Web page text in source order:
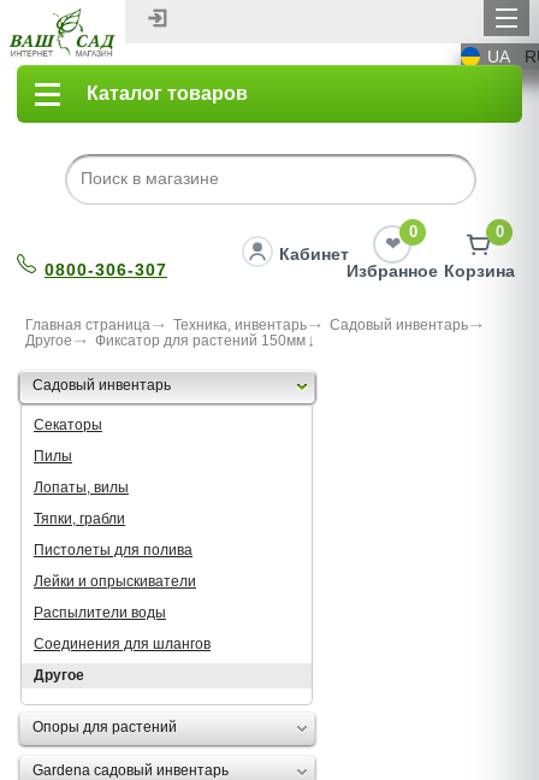
UA
Каталог товаров
0800-306-307
Кабинет
0
Избранное
0
Корзина
Главная страница Техника, инвентарь
Садовый инвентарь
Другое
Фиксатор для растений 150мм
Садовый инвентарь
Секаторы
Пилы
Лопаты, вилы
Тяпки, грабли
Пистолеты для полива
Лейки и опрыскиватели
Распылители воды
Соединения для шлангов
Другое
Опоры для растений
Gardena садовый инвентарь